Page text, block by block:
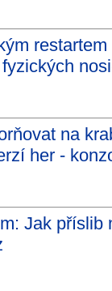
na
her -
Jak příslib